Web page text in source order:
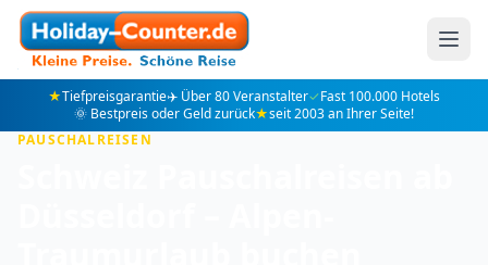
★Tiefpreisgarantie✈️ Über 80 Veranstalter✓Fast 100.000 Hotels
🌞 Bestpreis oder Geld zurück★seit 2003 an Ihrer Seite!
PAUSCHALREISEN